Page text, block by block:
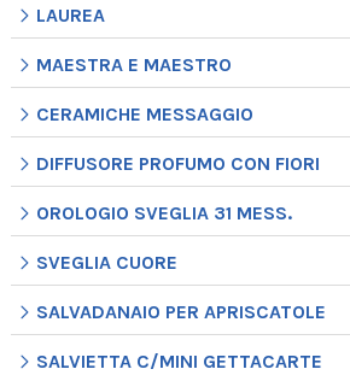
LAUREA
MAESTRA E MAESTRO
CERAMICHE MESSAGGIO
DIFFUSORE PROFUMO CON FIORI
OROLOGIO SVEGLIA 31 MESS.
SVEGLIA CUORE
SALVADANAIO PER APRISCATOLE
SALVIETTA C/MINI GETTACARTE